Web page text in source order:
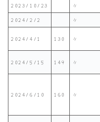
2023/10/23
〃
2024/2/2
〃
2024/4/1 130 〃
2024/5/15 149 〃
2024/6/10 160 〃